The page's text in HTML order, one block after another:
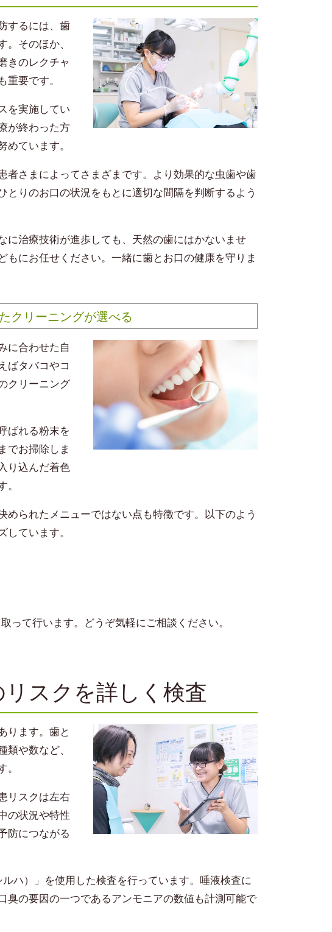
するには、歯
そのほか、
きのレクチャ
要です。
を実施してい
が終わった方
ています。
者さまによってさまざまです。より効果的な虫歯や歯
とりのお口の状況をもとに適切な間隔を判断するよう
に治療技術が進歩しても、天然の歯にはかないませ
もにお任せください。一緒に歯とお口の健康を守りま
クリーニングが選べる
に合わせた自
ばタバコやコ
クリーニング
ばれる粉末を
でお掃除しま
り込んだ着色
められたメニューではない点も特徴です。以下のよう
ています。
って行います。どうぞ気軽にご相談ください。
スクを詳しく検査
ります。歯と
や数など、
リスクは左右
の状況や特性
防につながる
ハ）」を使用した検査を行っています。唾液検査に
臭の要因の一つであるアンモニアの数値も計測可能で